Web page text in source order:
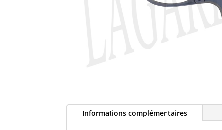
Informations complémentaires